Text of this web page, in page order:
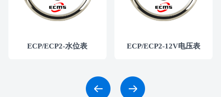
ECP/ECP2-水位表 ECP/ECP2-12V电压表